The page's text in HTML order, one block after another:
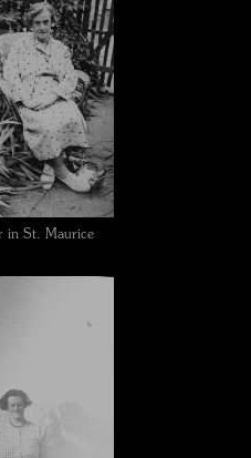
in St. Maurice